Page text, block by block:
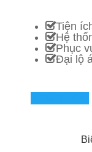
Tiện
Hệ
Phục
Đại lộ